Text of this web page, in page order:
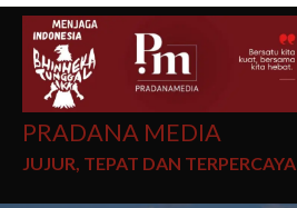
PRADANA MEDIA
JUJUR, TEPAT DAN TERPERCAYA